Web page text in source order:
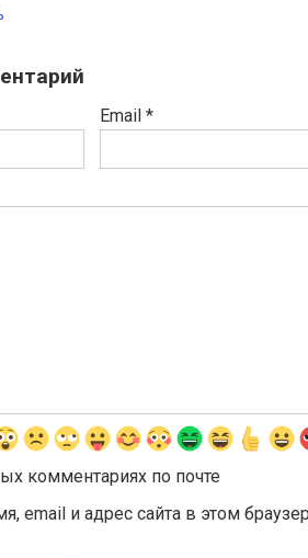
Email *
комментариях по почте
email и адрес сайта в этом